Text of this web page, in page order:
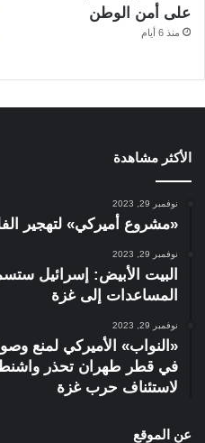
على أمن الوطن
منذ 6 أيام
الأكثر مشاهدة
نوفمبر 29, 2023
«مشروع أميركي» لتهجير
نوفمبر 29, 2023
البيت الأبيض: إسرائيل
المساعدات إلى غزة
نوفمبر 29, 2023
في قطر طهران تحذر
لاستئناف حرب غزة
عن الموقع